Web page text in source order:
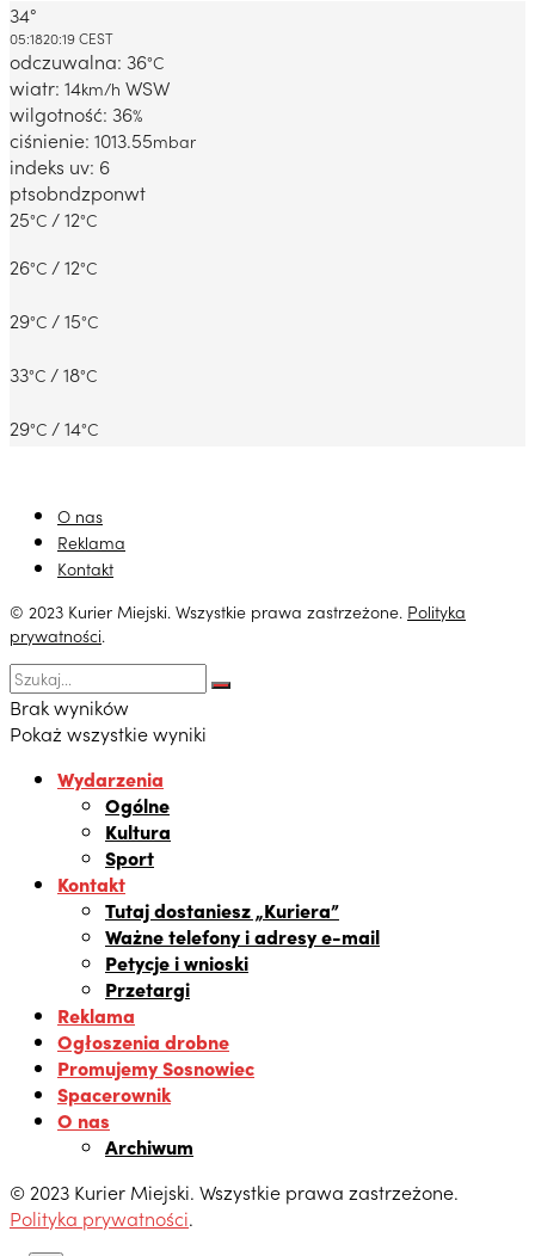
Dabrowa Gornicza, PL
34°
05:1820:19 CEST
odczuwalna: 36°C
wiatr: 14km/h WSW
wilgotność: 36%
ciśnienie: 1013.55mbar
indeks uv: 6
ptsobndzponwt
25°C / 12°C
26°C / 12°C
29°C / 15°C
33°C / 18°C
29°C / 14°C
O nas
Reklama
Kontakt
© 2023 Kurier Miejski. Wszystkie prawa zastrzeżone. Polityka
prywatności.
Brak wyników
Pokaż wszystkie wyniki
Wydarzenia
Ogólne
Kultura
Sport
Kontakt
Tutaj dostaniesz „Kuriera”
Ważne telefony i adresy e-mail
Petycje i wnioski
Przetargi
Reklama
Ogłoszenia drobne
Promujemy Sosnowiec
Spacerownik
O nas
Archiwum
© 2023 Kurier Miejski. Wszystkie prawa zastrzeżone.
Polityka prywatności.